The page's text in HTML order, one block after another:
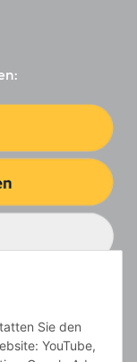
Sie den
YouTube,